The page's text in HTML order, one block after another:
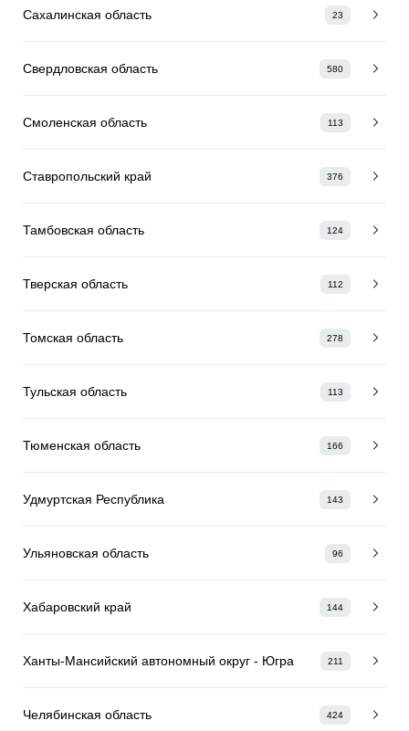
Сахалинская область 23
Свердловская область 580
Смоленская область 113
Ставропольский край 376
Тамбовская область 124
Тверская область 112
Томская область 278
Тульская область 113
Тюменская область 166
Удмуртская Республика 143
Ульяновская область 96
Хабаровский край 144
Ханты-Мансийский автономный округ - Югра 211
Челябинская область 424